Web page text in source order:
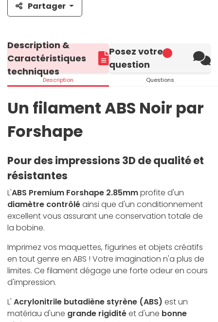
Partager
Description &
Caractéristiques
techniques
Description
Posez votre
question
Questions
Un filament ABS Noir par
Forshape
Pour des impressions 3D de qualité et
résistantes
L'ABS Premium Forshape 2.85mmprofite d'un
diamètre contrôléainsi que d'un conditionnement
excellent vous assurant une conservation totale de
la bobine.
Imprimez vos maquettes, figurines et objets créatifs
en tout genre en ABS ! Votre imagination n'a plus de
limites. Ce filament dégage une forte odeur en cours
d'impression.
L' Acrylonitrile butadiène styrène (ABS) est un
matériau d'une grande rigiditéet d'une bonne